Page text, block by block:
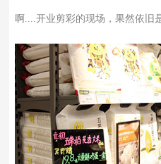
啊....开业剪彩的现场，果然依旧